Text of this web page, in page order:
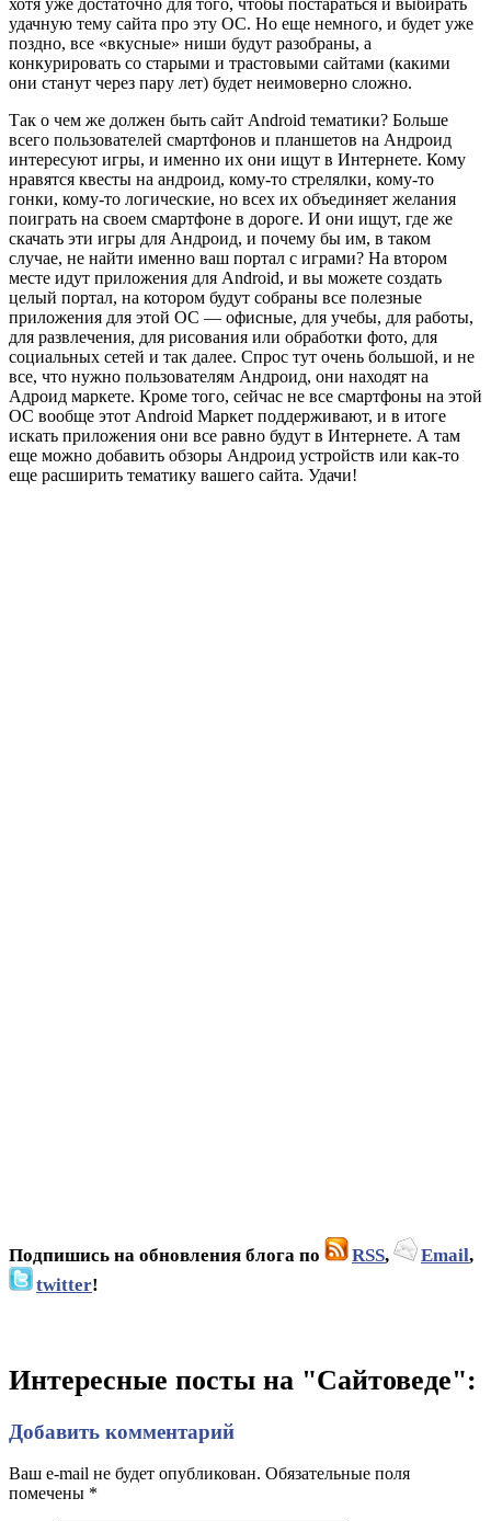
хотя уже достаточно для того, чтобы постараться и выбирать
удачную тему сайта про эту ОС. Но еще немного, и будет уже
поздно, все «вкусные» ниши будут разобраны, а
конкурировать со старыми и трастовыми сайтами (какими
они станут через пару лет) будет неимоверно сложно.
Так о чем же должен быть сайт Android тематики? Больше
всего пользователей смартфонов и планшетов на Андроид
интересуют игры, и именно их они ищут в Интернете. Кому
нравятся квесты на андроид, кому-то стрелялки, кому-то
гонки, кому-то логические, но всех их объединяет желания
поиграть на своем смартфоне в дороге. И они ищут, где же
скачать эти игры для Андроид, и почему бы им, в таком
случае, не найти именно ваш портал с играми? На втором
месте идут приложения для Android, и вы можете создать
целый портал, на котором будут собраны все полезные
приложения для этой ОС — офисные, для учебы, для работы,
для развлечения, для рисования или обработки фото, для
социальных сетей и так далее. Спрос тут очень большой, и не
все, что нужно пользователям Андроид, они находят на
Адроид маркете. Кроме того, сейчас не все смартфоны на этой
ОС вообще этот Android Маркет поддерживают, и в итоге
искать приложения они все равно будут в Интернете. А там
еще можно добавить обзоры Андроид устройств или как-то
еще расширить тематику вашего сайта. Удачи!
Подпишись на обновления блога по RSS, Email,
twitter!
Интересные посты на "Сайтоведе":
Добавить комментарий
Ваш e-mail не будет опубликован. Обязательные поля
помечены *